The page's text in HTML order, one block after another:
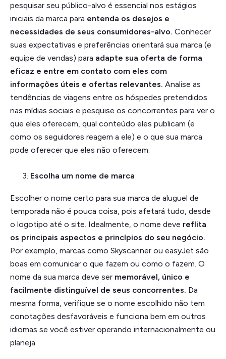
pesquisar seu público-alvo é essencial nos estágios
iniciais da marca para entenda os desejos e
necessidades de seus consumidores-alvo. Conhecer
suas expectativas e preferências orientará sua marca (e
equipe de vendas) para adapte sua oferta de forma
eficaz e entre em contato com eles com
informações úteis e ofertas relevantes. Analise as
tendências de viagens entre os hóspedes pretendidos
nas mídias sociais e pesquise os concorrentes para ver o
que eles oferecem, qual conteúdo eles publicam (e
como os seguidores reagem a ele) e o que sua marca
pode oferecer que eles não oferecem.
Escolha um nome de marca
Escolher o nome certo para sua marca de aluguel de
temporada não é pouca coisa, pois afetará tudo, desde
o logotipo até o site. Idealmente, o nome deve reflita
os principais aspectos e princípios do seu negócio.
Por exemplo, marcas como Skyscanner ou easyJet são
boas em comunicar o que fazem ou como o fazem. O
nome da sua marca deve ser memorável, único e
facilmente distinguível de seus concorrentes. Da
mesma forma, verifique se o nome escolhido não tem
conotações desfavoráveis e funciona bem em outros
idiomas se você estiver operando internacionalmente ou
planeja.